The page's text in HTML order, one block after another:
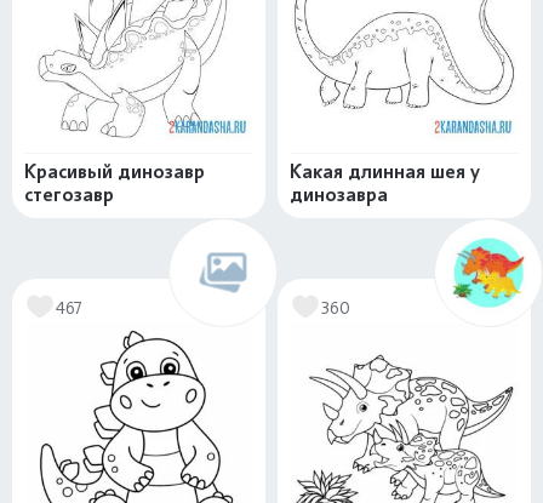
Красивый динозавр
стегозавр
Какая длинная шея у
динозавра
467 360